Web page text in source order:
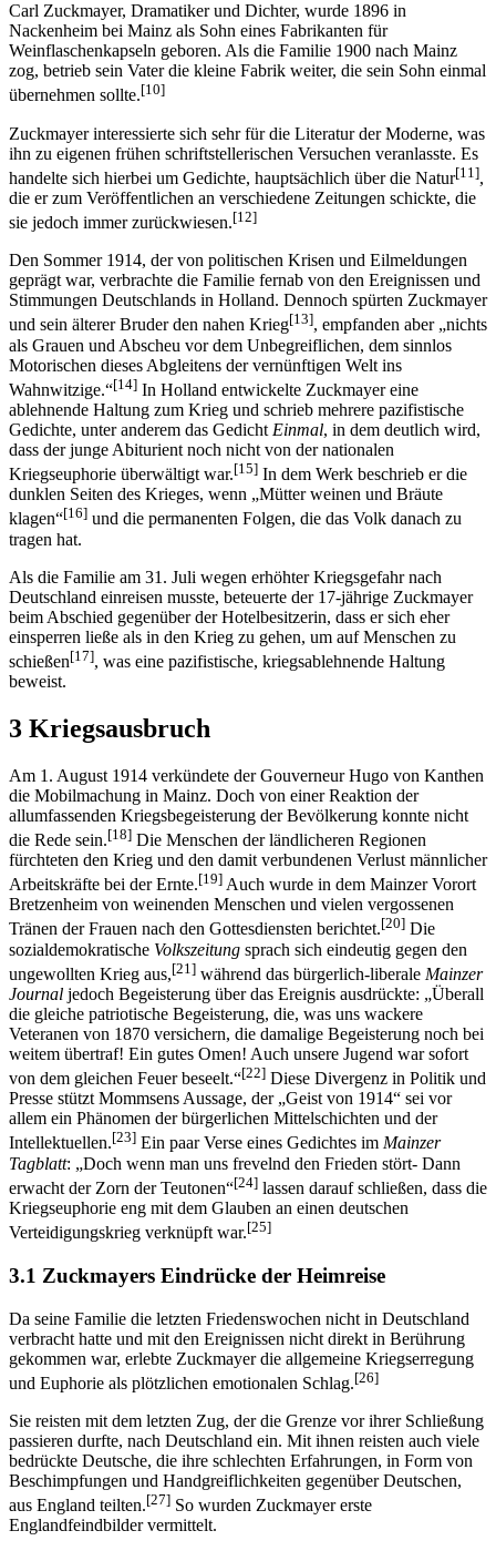
Carl Zuckmayer, Dramatiker und Dichter, wurde 1896 in
Nackenheim bei Mainz als Sohn eines Fabrikanten für
Weinflaschenkapseln geboren. Als die Familie 1900 nach Mainz
zog, betrieb sein Vater die kleine Fabrik weiter, die sein Sohn einmal
übernehmen sollte.[10]
Zuckmayer interessierte sich sehr für die Literatur der Moderne, was
ihn zu eigenen frühen schriftstellerischen Versuchen veranlasste. Es
handelte sich hierbei um Gedichte, hauptsächlich über die Natur[11],
die er zum Veröffentlichen an verschiedene Zeitungen schickte, die
sie jedoch immer zurückwiesen.[12]
Den Sommer 1914, der von politischen Krisen und Eilmeldungen
geprägt war, verbrachte die Familie fernab von den Ereignissen und
Stimmungen Deutschlands in Holland. Dennoch spürten Zuckmayer
und sein älterer Bruder den nahen Krieg[13], empfanden aber „nichts
als Grauen und Abscheu vor dem Unbegreiflichen, dem sinnlos
Motorischen dieses Abgleitens der vernünftigen Welt ins
Wahnwitzige.“[14] In Holland entwickelte Zuckmayer eine
ablehnende Haltung zum Krieg und schrieb mehrere pazifistische
Gedichte, unter anderem das Gedicht Einmal, in dem deutlich wird,
dass der junge Abiturient noch nicht von der nationalen
Kriegseuphorie überwältigt war.[15] In dem Werk beschrieb er die
dunklen Seiten des Krieges, wenn „Mütter weinen und Bräute
klagen“[16] und die permanenten Folgen, die das Volk danach zu
tragen hat.
Als die Familie am 31. Juli wegen erhöhter Kriegsgefahr nach
Deutschland einreisen musste, beteuerte der 17-jährige Zuckmayer
beim Abschied gegenüber der Hotelbesitzerin, dass er sich eher
einsperren ließe als in den Krieg zu gehen, um auf Menschen zu
schießen[17], was eine pazifistische, kriegsablehnende Haltung
beweist.
3 Kriegsausbruch
Am 1. August 1914 verkündete der Gouverneur Hugo von Kanthen
die Mobilmachung in Mainz. Doch von einer Reaktion der
allumfassenden Kriegsbegeisterung der Bevölkerung konnte nicht
die Rede sein.[18] Die Menschen der ländlicheren Regionen
fürchteten den Krieg und den damit verbundenen Verlust männlicher
Arbeitskräfte bei der Ernte.[19] Auch wurde in dem Mainzer Vorort
Bretzenheim von weinenden Menschen und vielen vergossenen
Tränen der Frauen nach den Gottesdiensten berichtet.[20] Die
sozialdemokratische Volkszeitung sprach sich eindeutig gegen den
ungewollten Krieg aus,[21] während das bürgerlich-liberale Mainzer
Journal jedoch Begeisterung über das Ereignis ausdrückte: „Überall
die gleiche patriotische Begeisterung, die, was uns wackere
Veteranen von 1870 versichern, die damalige Begeisterung noch bei
weitem übertraf! Ein gutes Omen! Auch unsere Jugend war sofort
von dem gleichen Feuer beseelt.“[22] Diese Divergenz in Politik und
Presse stützt Mommsens Aussage, der „Geist von 1914“ sei vor
allem ein Phänomen der bürgerlichen Mittelschichten und der
Intellektuellen.[23] Ein paar Verse eines Gedichtes im Mainzer
Tagblatt: „Doch wenn man uns frevelnd den Frieden stört- Dann
erwacht der Zorn der Teutonen“[24] lassen darauf schließen, dass die
Kriegseuphorie eng mit dem Glauben an einen deutschen
Verteidigungskrieg verknüpft war.[25]
3.1 Zuckmayers Eindrücke der Heimreise
Da seine Familie die letzten Friedenswochen nicht in Deutschland
verbracht hatte und mit den Ereignissen nicht direkt in Berührung
gekommen war, erlebte Zuckmayer die allgemeine Kriegserregung
und Euphorie als plötzlichen emotionalen Schlag.[26]
Sie reisten mit dem letzten Zug, der die Grenze vor ihrer Schließung
passieren durfte, nach Deutschland ein. Mit ihnen reisten auch viele
bedrückte Deutsche, die ihre schlechten Erfahrungen, in Form von
Beschimpfungen und Handgreiflichkeiten gegenüber Deutschen,
aus England teilten.[27] So wurden Zuckmayer erste
Englandfeindbilder vermittelt.